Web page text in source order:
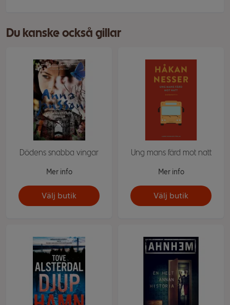
Du kanske också gillar
Dödens snabba vingar
Mer info
Välj butik
Ung mans färd mot natt
Mer info
Välj butik